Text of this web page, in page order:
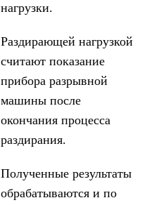
нагрузки.
Раздирающей нагрузкой
считают показание
прибора разрывной
машины после
окончания процесса
раздирания.
Полученные результаты
обрабатываются и по